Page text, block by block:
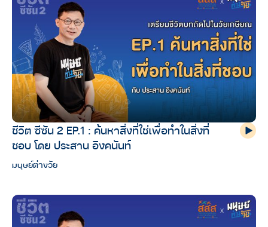
ชีวิต ซีซัน 2 EP.1 : ค้นหาสิ่งที่ใช่เพื่อทำในสิ่งที่
ชอบ โดย ประสาน อิงคนันท์
มนุษย์ต่างวัย